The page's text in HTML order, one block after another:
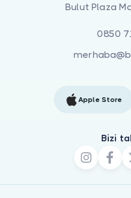
Bulut Plaza
0850
Apple Store
Bizi